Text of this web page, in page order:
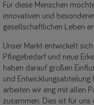
Für diese Menschen
innovativen und
gesellschaftlichen Leben
Unser Markt entwickelt
Pflegebedarf und neue
haben darauf großen
und Entwicklungsabteilung
arbeiten wir eng mit allen
zusammen. Dies ist für